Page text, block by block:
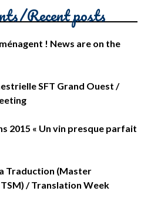
Recent posts
! News are on the
SFT Grand Ouest /
2015 « Un vin presque parfait
Traduction (Master
/ Translation Week